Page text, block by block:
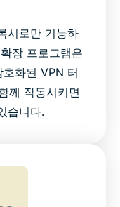
시로만 기능하
장 프로그램은
화된 VPN 터
께 작동시키면
습니다.